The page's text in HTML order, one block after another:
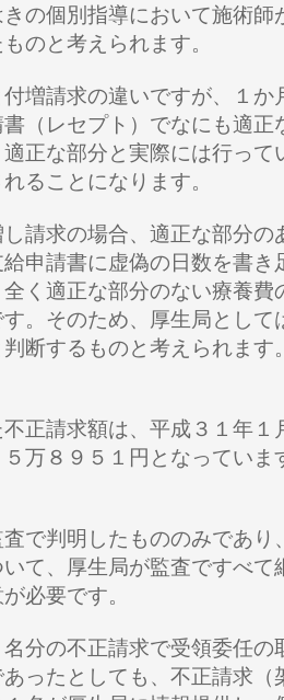
の個別指導において施術
のと考えられます。
増請求の違いですが、１
（レセプト）でなにも適
正な部分と実際には行っ
ることになります。
請求の場合、適正な部分
申請書に虚偽の日数を書
く適正な部分のない療養
。そのため、厚生局とし
断するものと考えられます
正請求額は、平成３１年
万８９５１円となっていま
査で判明したもののみであ
て、厚生局が監査ですべ
必要です。
分の不正請求で受領委任の
ったとしても、不正請求（